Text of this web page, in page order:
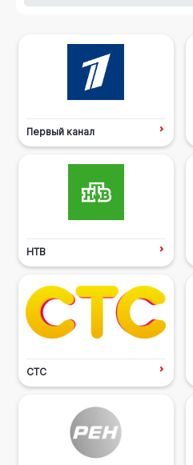
Первый канал
НТВ
СТС